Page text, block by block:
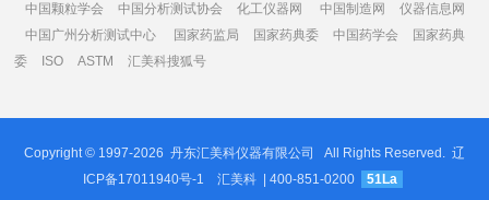
中国颗粒学会 中国分析测试协会 化工仪器网 中国制造网
仪器信息网
中国广州分析测试中心
国家药监局 国家药典委 中国药学会
国家药典
委
ISO ASTM 汇美科搜狐号
Copyright © 1997-2026 丹东汇美科仪器有限公司 All Rights Reserved. 辽
ICP备17011940号-1
汇美科 | 400-851-0200 51La